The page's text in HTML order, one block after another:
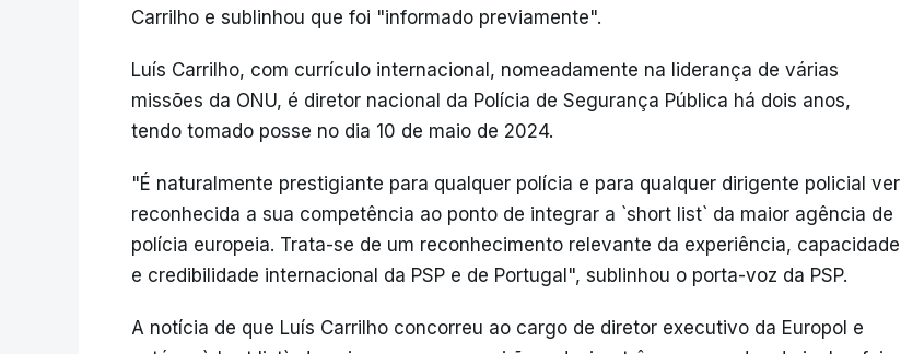
Carrilho e sublinhou que foi "informado previamente".
Luís Carrilho, com currículo internacional, nomeadamente na liderança de várias
missões da ONU, é diretor nacional da Polícia de Segurança Pública há dois anos,
tendo tomado posse no dia 10 de maio de 2024.
"É naturalmente prestigiante para qualquer polícia e para qualquer dirigente policial ver
reconhecida a sua competência ao ponto de integrar a `short list` da maior agência de
polícia europeia. Trata-se de um reconhecimento relevante da experiência, capacidade
e credibilidade internacional da PSP e de Portugal", sublinhou o porta-voz da PSP.
A notícia de que Luís Carrilho concorreu ao cargo de diretor executivo da Europol e